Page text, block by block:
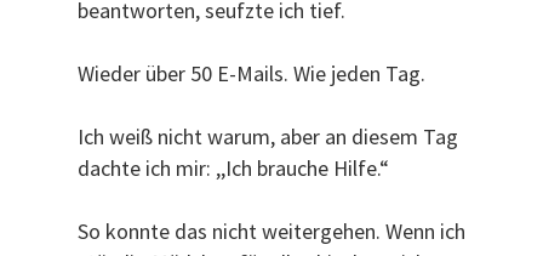
beantworten, seufzte ich tief.
Wieder über 50 E-Mails. Wie jeden Tag.
Ich weiß nicht warum, aber an diesem Tag
dachte ich mir: ,,Ich brauche Hilfe.“
So konnte das nicht weitergehen. Wenn ich